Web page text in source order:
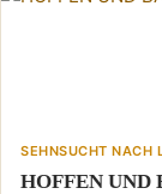
SEHNSUCHT NACH
HOFFEN UND